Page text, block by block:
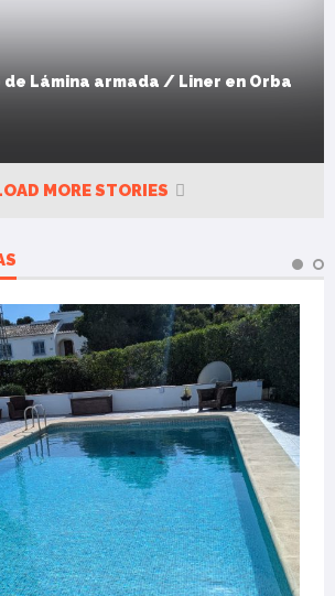
de Lámina armada / Liner en Orba
MORE STORIES